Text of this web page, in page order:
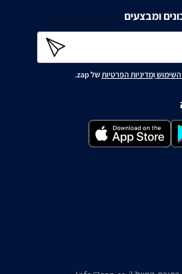
ומבצעים
השימושומדיניות הפרטיותשל zap.